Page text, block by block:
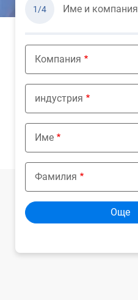
1/4 Име и компания
Компания
индустрия
Nothing selected
Име
Фамилия